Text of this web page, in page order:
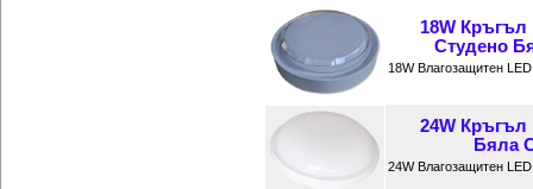
18W
Студено
18W Влагозащитен
24W
Бяла
24W Влагозащитен